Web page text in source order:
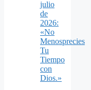
julio
de
2026:
«No
Menosprecies
Tu
Tiempo
con
Dios.»